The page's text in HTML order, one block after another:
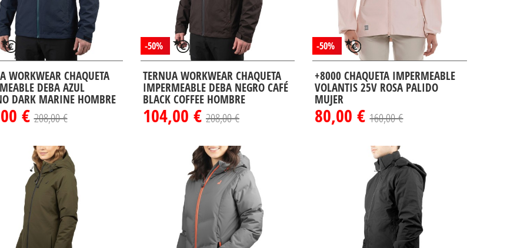
WORKWEAR CHAQUETA
DEBA AZUL
DARK MARINE HOMBRE
€208,00 €
-50%
TERNUA WORKWEAR CHAQUETA
IMPERMEABLE DEBA NEGRO CAFÉ
BLACK COFFEE HOMBRE
104,00 € 208,00 €
-50%
+8000 CHAQUETA IMPERMEABLE
VOLANTIS 25V ROSA PALIDO
MUJER
80,00 €160,00 €